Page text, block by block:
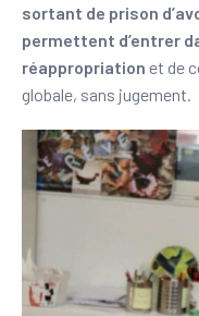
sortant de prison
permettent d’entrer
réappropriation et de
globale, sans jugement.